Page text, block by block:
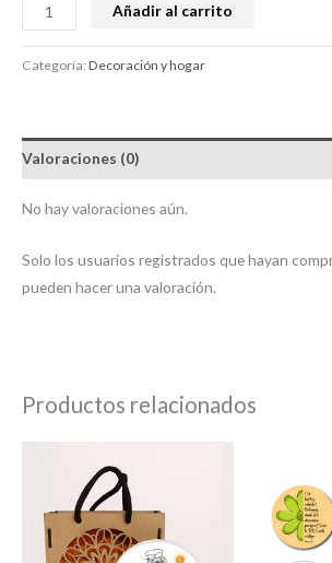
Añadir al carrito
Categoría:Decoración y hogar
Valoraciones (0)
No hay valoraciones aún.
Solo los usuarios registrados que hayan
pueden hacer una valoración.
Productos relacionados